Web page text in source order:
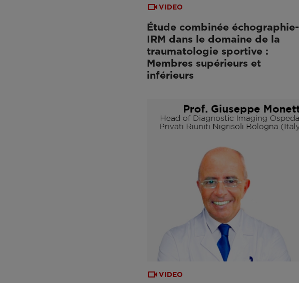
VIDEO
Étude combinée échographie-
IRM dans le domaine de la
traumatologie sportive :
Membres supérieurs et
inférieurs
VIDEO